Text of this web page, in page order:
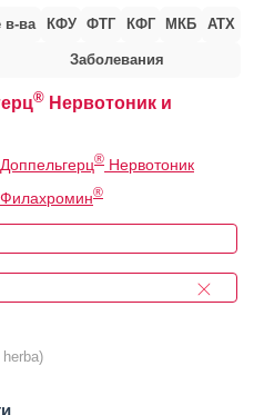
в-ва КФУ ФТГ КФГ МКБ АТХ
Заболевания
® Нервотоник и
® Нервотоник
®